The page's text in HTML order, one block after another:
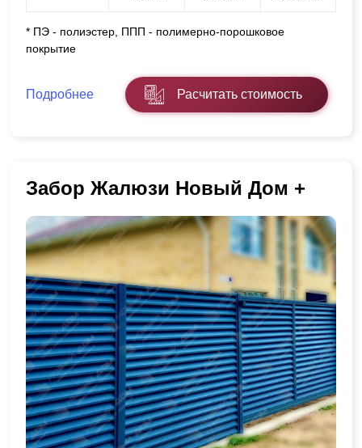
* ПЭ - полиэстер, ППП - полимерно-порошковое
покрытие
Подробнее Расчитать стоимость
Забор Жалюзи Новый Дом +